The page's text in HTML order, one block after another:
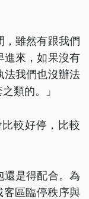
，雖然有跟我們
進來，如果沒有
法我們也沒辦法
類的。」
較好停，比較
還是得配合。為
客區臨停秩序與